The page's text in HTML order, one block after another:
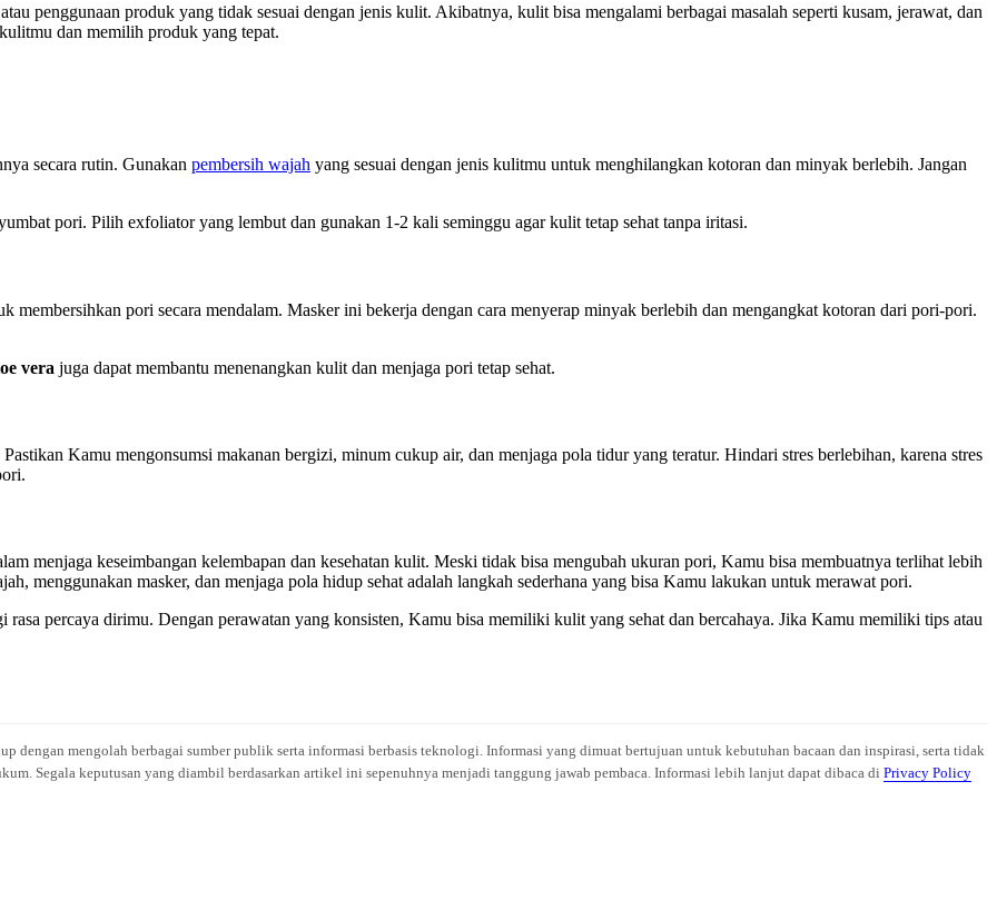
penggunaan produk yang tidak sesuai dengan jenis kulit. Akibatnya, kulit bisa mengalami berbagai masalah seperti kusam, jerawat, dan
dan memilih produk yang tepat.
secara rutin. Gunakan pembersih wajah yang sesuai dengan jenis kulitmu untuk menghilangkan kotoran dan minyak berlebih. Jangan
pori. Pilih exfoliator yang lembut dan gunakan 1-2 kali seminggu agar kulit tetap sehat tanpa iritasi.
membersihkan pori secara mendalam. Masker ini bekerja dengan cara menyerap minyak berlebih dan mengangkat kotoran dari pori-pori.
vera juga dapat membantu menenangkan kulit dan menjaga pori tetap sehat.
Kamu mengonsumsi makanan bergizi, minum cukup air, dan menjaga pola tidur yang teratur. Hindari stres berlebihan, karena stres
menjaga keseimbangan kelembapan dan kesehatan kulit. Meski tidak bisa mengubah ukuran pori, Kamu bisa membuatnya terlihat lebih
menggunakan masker, dan menjaga pola hidup sehat adalah langkah sederhana yang bisa Kamu lakukan untuk merawat pori.
rasa percaya dirimu. Dengan perawatan yang konsisten, Kamu bisa memiliki kulit yang sehat dan bercahaya. Jika Kamu memiliki tips atau
dengan mengolah berbagai sumber publik serta informasi berbasis teknologi. Informasi yang dimuat bertujuan untuk kebutuhan bacaan dan inspirasi, serta tidak
Segala keputusan yang diambil berdasarkan artikel ini sepenuhnya menjadi tanggung jawab pembaca. Informasi lebih lanjut dapat dibaca di Privacy Policy